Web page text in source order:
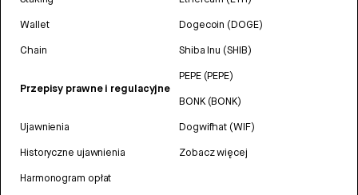
Wallet
Chain
Przepisy prawne i regulacyjne
Ujawnienia
Historyczne ujawnienia
Harmonogram opłat
Dogecoin (DOGE)
Shiba Inu (SHIB)
PEPE (PEPE)
BONK (BONK)
Dogwifhat (WIF)
Zobacz więcej